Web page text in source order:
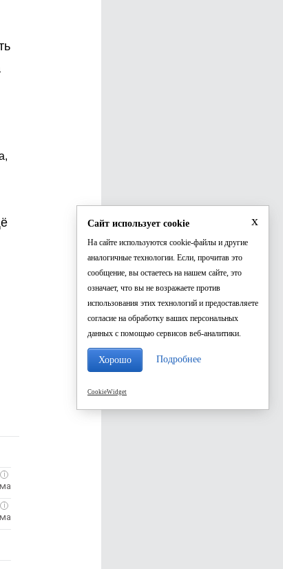
i
i
x
Сайт использует cookie
На сайте используются cookie-файлы и другие
аналогичные технологии. Если, прочитав это
сообщение, вы остаетесь на нашем сайте, это
означает, что вы не возражаете против
использования этих технологий и предоставляете
согласие на обработку ваших персональных
данных с помощью сервисов веб-аналитики.
Хорошо Подробнее
CookieWidget